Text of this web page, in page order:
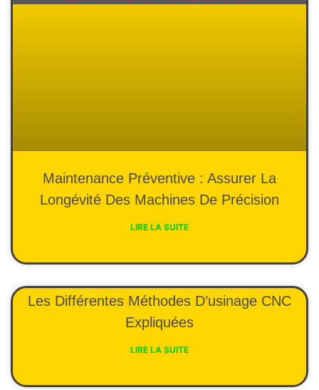
Maintenance Préventive : Assurer La
Longévité Des Machines De Précision
LIRE LA SUITE
Les Différentes Méthodes D’usinage CNC
Expliquées
LIRE LA SUITE